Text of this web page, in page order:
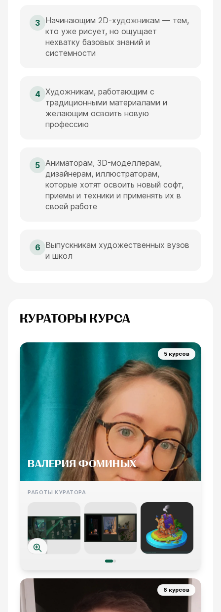
3 Начинающим 2D-художникам — тем,
кто уже рисует, но ощущает
нехватку базовых знаний и
системности
4 Художникам, работающим с
традиционными материалами и
желающим освоить новую
профессию
5 Аниматорам, 3D-моделлерам,
дизайнерам, иллюстраторам,
которые хотят освоить новый софт,
приемы и техники и применять их в
своей работе
6 Выпускникам художественных вузов
и школ
КУРАТОРЫ КУРСА
5 курсов
ВАЛЕРИЯ ФОМИНЫХ
РАБОТЫ КУРАТОРА
6 курсов